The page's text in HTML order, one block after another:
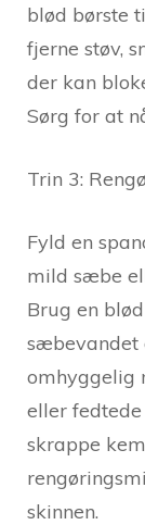
blød børste
fjerne støv,
der kan
Sørg for at
Trin 3:
Fyld en
mild sæbe
Brug en
sæbevandet
omhyggelig
eller
skrappe
skinnen.